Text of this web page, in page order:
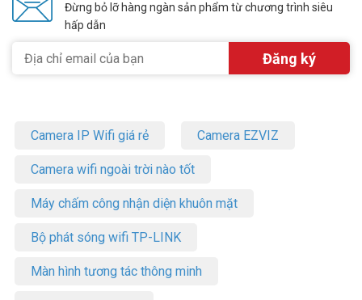
Đừng bỏ lỡ hàng ngàn sản phẩm từ chương trình siêu
hấp dẫn
Camera IP Wifi giá rẻ Camera EZVIZ
Camera wifi ngoài trời nào tốt
Máy chấm công nhận diện khuôn mặt
Bộ phát sóng wifi TP-LINK
Màn hình tương tác thông minh